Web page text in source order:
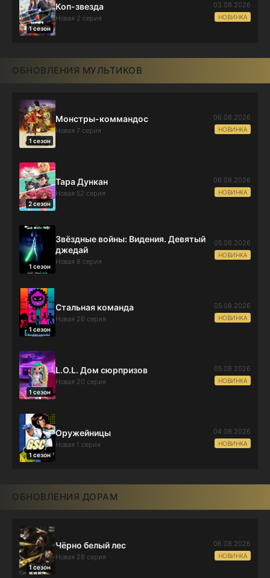
1 сезон
Коп-звезда
Новая 2 серия
03.08.2026
НОВИНКА
ОБНОВЛЕНИЯ МУЛЬТИКОВ
1 сезон
Монстры-коммандос
Новая 7 серия
06.08.2026
НОВИНКА
2 сезон
Тара Дункан
Новая 52 серия
06.08.2026
НОВИНКА
1 сезон
Звёздные войны: Видения. Девятый
джедай
Новая 8 серия
05.08.2026
НОВИНКА
1 сезон
Стальная команда
Новая 26 серия
05.08.2026
НОВИНКА
1 сезон
L.O.L. Дом сюрпризов
Новая 20 серия
05.08.2026
НОВИНКА
1 сезон
Оружейницы
Новая 1 серия
04.08.2026
НОВИНКА
ОБНОВЛЕНИЯ ДОРАМ
1 сезон
Чёрно белый лес
Новая 28 серия
06.08.2026
НОВИНКА